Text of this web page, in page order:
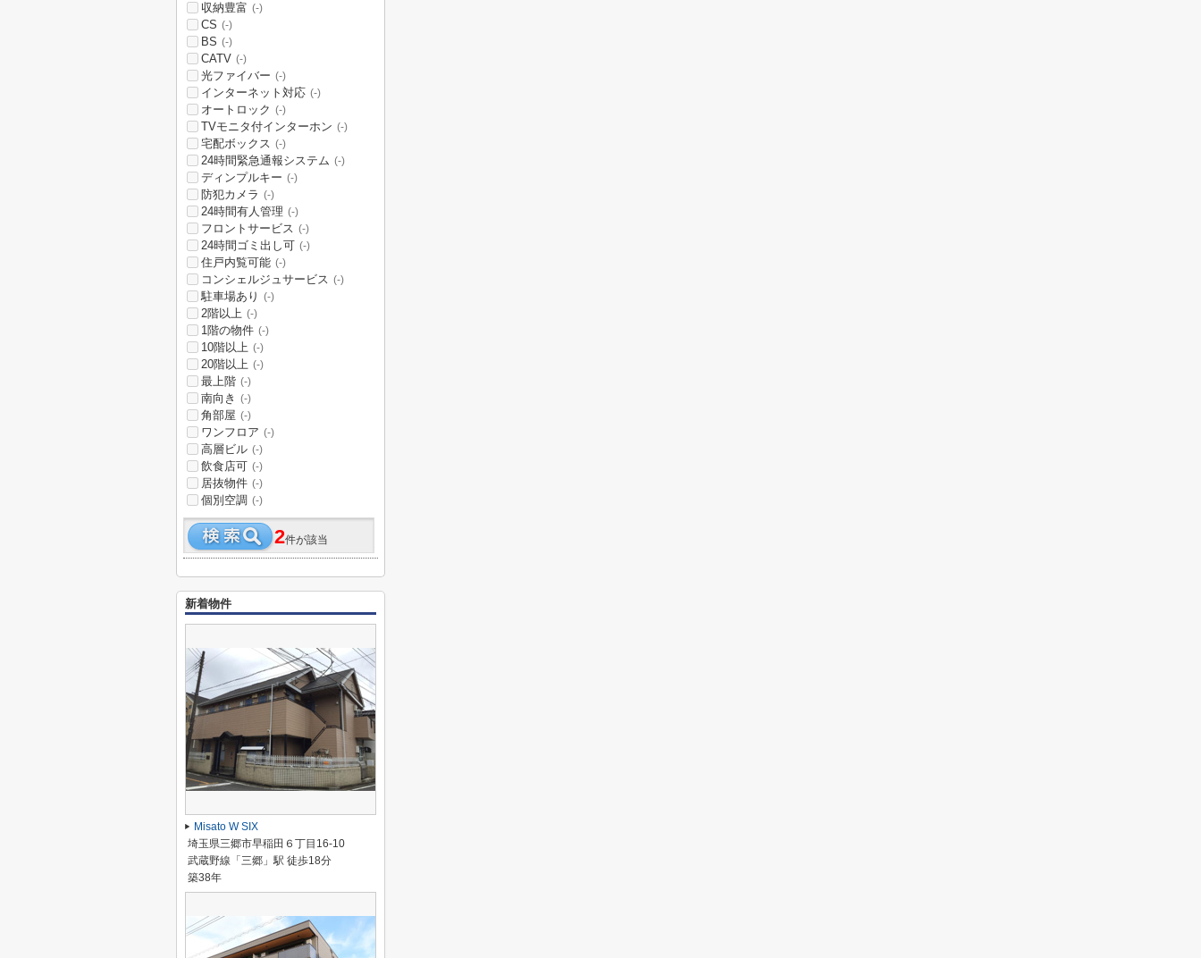
収納豊富 (-)
CS (-)
BS (-)
CATV (-)
光ファイバー (-)
インターネット対応 (-)
オートロック (-)
TVモニタ付インターホン (-)
宅配ボックス (-)
24時間緊急通報システム (-)
ディンプルキー (-)
防犯カメラ (-)
24時間有人管理 (-)
フロントサービス (-)
24時間ゴミ出し可 (-)
住戸内覧可能 (-)
コンシェルジュサービス (-)
駐車場あり (-)
2階以上 (-)
1階の物件 (-)
10階以上 (-)
20階以上 (-)
最上階 (-)
南向き (-)
角部屋 (-)
ワンフロア (-)
高層ビル (-)
飲食店可 (-)
居抜物件 (-)
個別空調 (-)
2件が該当
新着物件
Misato W SIX
埼玉県三郷市早稲田６丁目16-10
武蔵野線「三郷」駅 徒歩18分
築38年